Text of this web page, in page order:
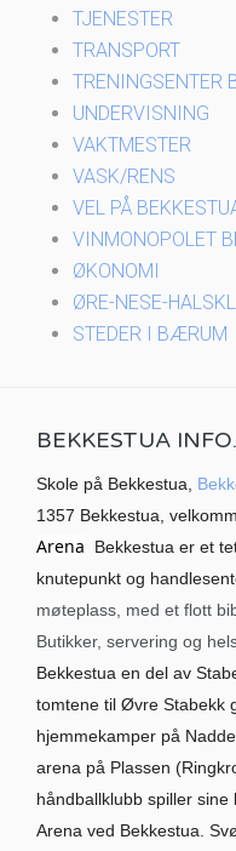
TJENESTER
TRANSPORT
TRENINGSENTER
UNDERVISNING
VAKTMESTER
VASK/RENS
VEL PÅ
VINMONOPOLET
ØKONOMI
ØRE-NESE-
STEDER I BÆRUM
BEKKESTUA
Skole på Bekkestua,
1357 Bekkestua,
Arena
Bekkestua er et
knutepunkt og
møteplass, med et flott
Butikker, servering og
Bekkestua en del av
tomtene til Øvre Stabekk
hjemmekamper på
arena på Plassen
håndballklubb spiller
Arena ved Bekkestua.